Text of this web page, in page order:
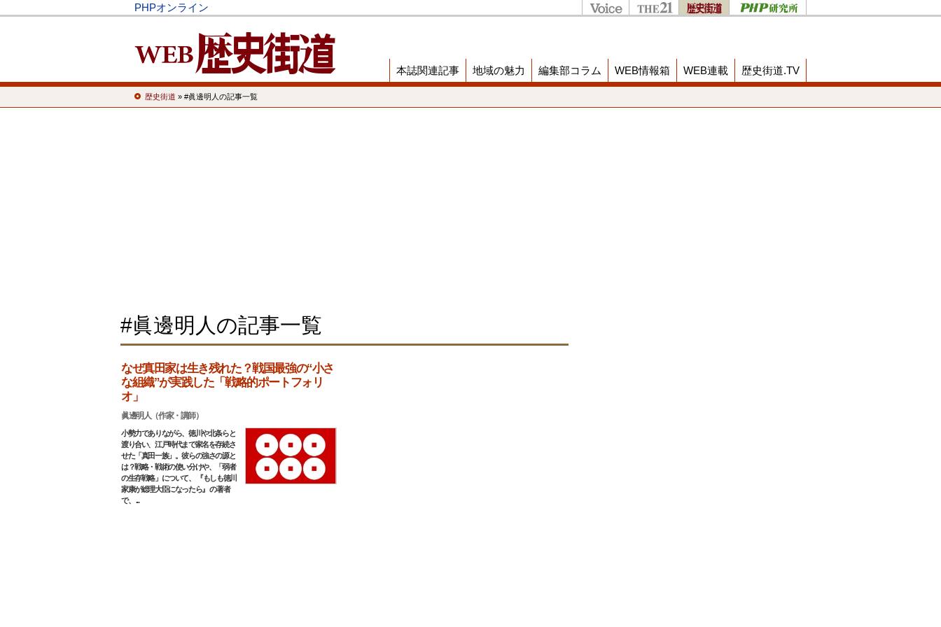
PHPオンライン
本誌関連記事 地域の魅力 編集部コラム WEB情報箱 WEB連載 歴史街道.TV
歴史街道 » #眞邊明人の記事一覧
#眞邊明人の記事一覧
なぜ真田家は生き残れた？戦国最強の“小さ
な組織”が実践した「戦略的ポートフォリ
オ」
眞邊明人（作家・講師）
小勢力でありながら、徳川や北条らと
渡り合い、江戸時代まで家名を存続さ
せた「真田一族」。彼らの強さの源と
は？戦略・戦術の使い分けや、「弱者
の生存戦略」について、 『もしも徳川
家康が総理大臣になったら』 の著者
で、 ...